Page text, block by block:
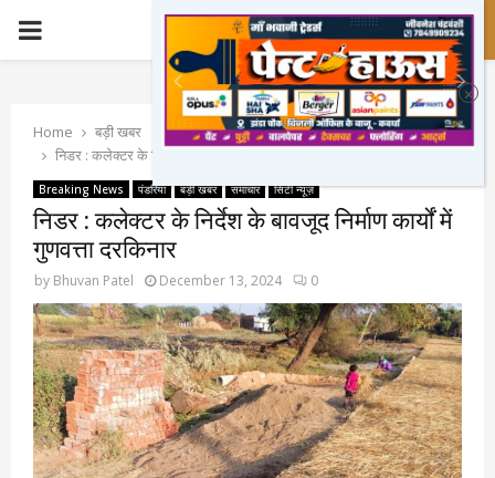
PRIMARY
Home
बड़ी खबर
निडर : कलेक्टर के निर्देश के बावजूद निर्माण कार्यों में गुणवत्ता दरकिनार
Breaking News पंडरिया बड़ी खबर समाचार सिटी न्यूज़
निडर : कलेक्टर के निर्देश के बावजूद निर्माण कार्यों में
गुणवत्ता दरकिनार
by Bhuvan Patel December 13, 2024 0